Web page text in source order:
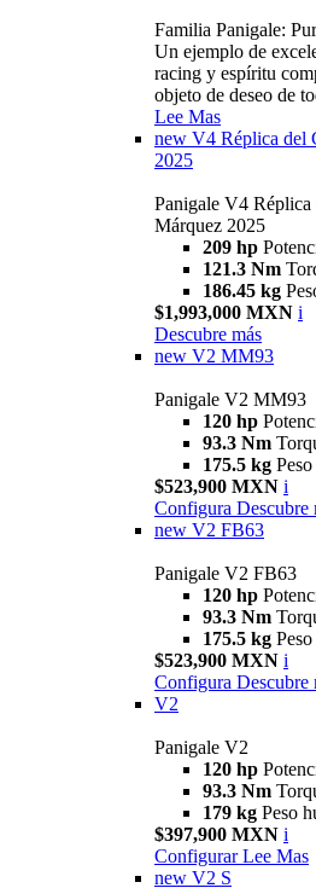
Familia Panigale:
Un ejemplo de
racing y espíritu
objeto de deseo de
Lee Mas
new V4 Réplica del
2025
Panigale V4
Márquez 2025
209 hp
121.3 Nm
186.45 kg
$1,993,000 MXN i
Descubre más
new V2 MM93
Panigale V2 MM93
120 hp
93.3 Nm
175.5 kg
$523,900 MXN i
Configura Descubre
new V2 FB63
Panigale V2 FB63
120 hp
93.3 Nm
175.5 kg
$523,900 MXN i
Configura Descubre
V2
Panigale V2
120 hp
93.3 Nm
179 kg Peso
$397,900 MXN i
Configurar Lee Mas
new V2 S